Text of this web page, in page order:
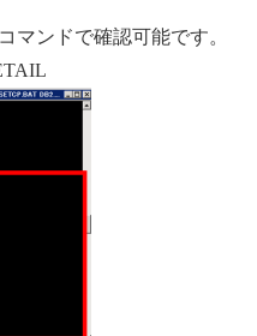
マンドで確認可能です。